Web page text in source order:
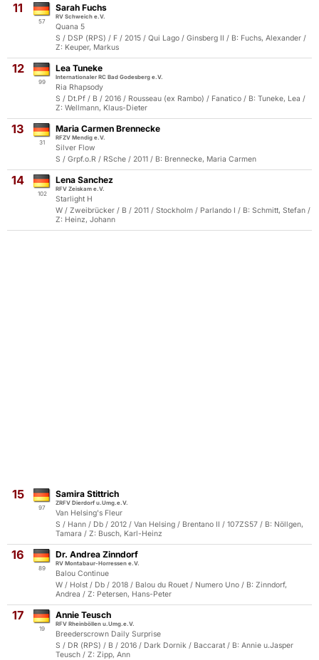
11
57
Sarah Fuchs
RV Schweich e.V.
Quana 5
S / DSP (RPS) / F / 2015 / Qui Lago / Ginsberg II / B: Fuchs, Alexander /
Z: Keuper, Markus
12
99
Lea Tuneke
Internationaler RC Bad Godesberg e.V.
Ria Rhapsody
S / Dt.Pf / B / 2016 / Rousseau (ex Rambo) / Fanatico / B: Tuneke, Lea /
Z: Wellmann, Klaus-Dieter
13
31
Maria Carmen Brennecke
RFZV Mendig e.V.
Silver Flow
S / Grpf.o.R / RSche / 2011 / B: Brennecke, Maria Carmen
14
102
Lena Sanchez
RFV Zeiskam e.V.
Starlight H
W / Zweibrücker / B / 2011 / Stockholm / Parlando I / B: Schmitt, Stefan /
Z: Heinz, Johann
15
97
Samira Stittrich
ZRFV Dierdorf u.Umg.e.V.
Van Helsing's Fleur
S / Hann / Db / 2012 / Van Helsing / Brentano II / 107ZS57 / B: Nöllgen,
Tamara / Z: Busch, Karl-Heinz
16
89
Dr. Andrea Zinndorf
RV Montabaur-Horressen e.V.
Balou Continue
W / Holst / Db / 2018 / Balou du Rouet / Numero Uno / B: Zinndorf,
Andrea / Z: Petersen, Hans-Peter
17
19
Annie Teusch
RFV Rheinböllen u.Umg.e.V.
Breederscrown Daily Surprise
S / DR (RPS) / B / 2016 / Dark Dornik / Baccarat / B: Annie u.Jasper
Teusch / Z: Zipp, Ann